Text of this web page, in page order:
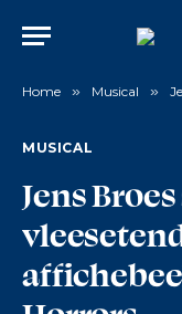
Home » Musical »
MUSICAL
Jens